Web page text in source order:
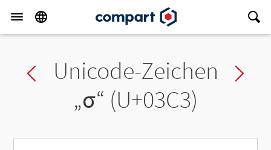
Previous char
Unicode-Zeichen
„σ“ (U+03C3)